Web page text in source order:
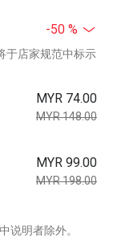
-50 %
于店家规范中标示
MYR 74.00
MYR 148.00
MYR 99.00
MYR 198.00
说明者除外。